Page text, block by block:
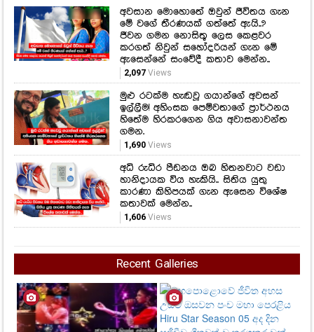
මුළු රටක්ම හැඬවූ ගයාන්ගේ අවසන්
ඉල්ලීම! අහිංසක පෙම්වතාගේ ප්‍රාර්ථනය
හිතේම හිරකරගෙන ගිය අවාසනාවන්ත
ගමන.
1,690
අධි රුධිර පීඩනය ඔබ හිතනවාට වඩා
හානිදායක විය හැකියි.. සිතිය යුතු
කාරණා කිහිපයක් ගැන ඇසෙන විශේෂ
කතාවක් මෙන්න..
Recent Galleries